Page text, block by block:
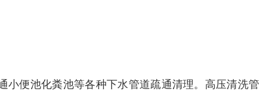
便池化粪池等各种下水管道疏通清理。高压清洗管